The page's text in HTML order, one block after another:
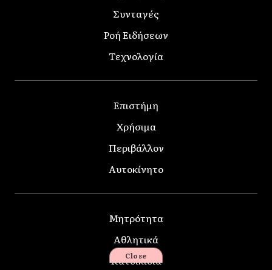
Συνταγές
Ροή Ειδήσεων
Τεχνολογία
Επιστήμη
Χρήσιμα
Περιβάλλον
Αυτοκίνητο
Μητρότητα
Αθλητικά
Κατοικίδια
Close